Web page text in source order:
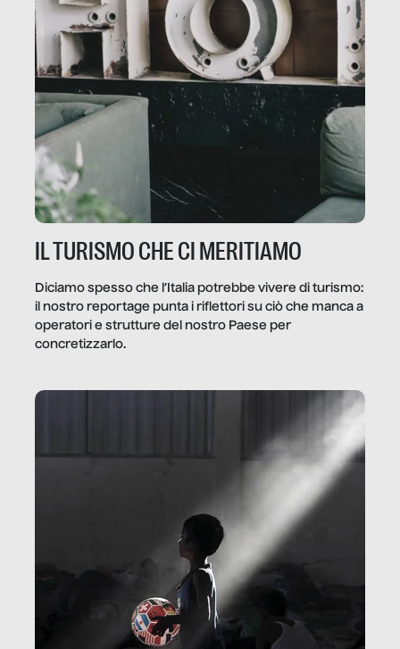
IL TURISMO CHE CI MERITIAMO
Diciamo spesso che l’Italia potrebbe vivere di turismo:
il nostro reportage punta i riflettori su ciò che manca a
operatori e strutture del nostro Paese per
concretizzarlo.